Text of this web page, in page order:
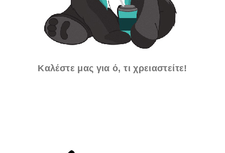
Καλέστε μας για ό, τι χρειαστείτε!